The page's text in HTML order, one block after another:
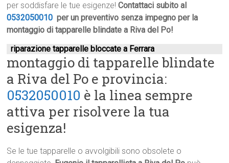
per soddisfare le tue esigenze!Contattaci subito al
0532050010 per un preventivo senza impegno per la
montaggio di tapparelle blindate a Riva del Po!
riparazione tapparelle bloccate a Ferrara
montaggio di tapparelle blindate
a Riva del Po e provincia:
0532050010 è la linea sempre
attiva per risolvere la tua
esigenza!
Se le tue tapparelle o avvolgibili sono obsolete o